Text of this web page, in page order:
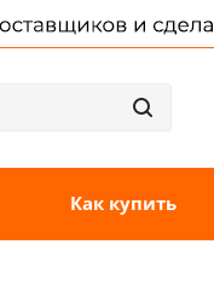
Как купить